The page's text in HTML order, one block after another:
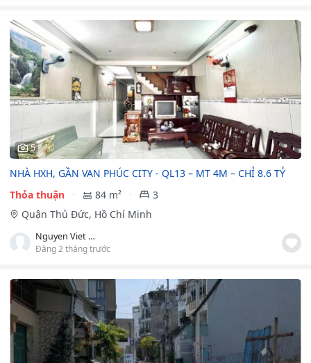
5
NHÀ HXH, GẦN VẠN PHÚC CITY - QL13 – MT 4M – CHỈ 8.6 TỶ
Thỏa thuận
84 m²
3
Quận Thủ Đức, Hồ Chí Minh
Nguyen Viet Lam
Đăng 2 tháng trước